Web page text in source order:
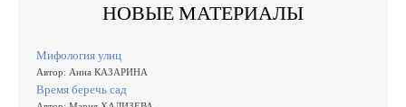
НОВЫЕ МАТЕРИАЛЫ
Мифология улиц
Автор: Анна КАЗАРИНА
Время беречь сад